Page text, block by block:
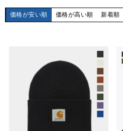
価格が安い順 価格が高い順 新着順